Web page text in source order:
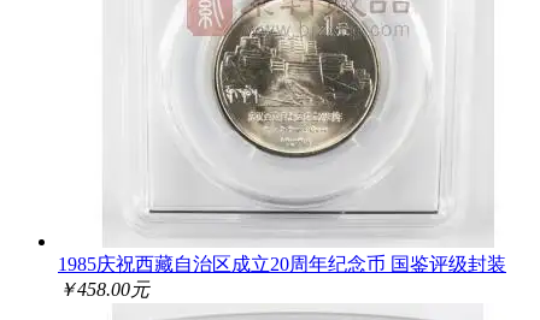
1985庆祝西藏自治区成立20周年纪念币 国鉴评级封装
￥458.00元